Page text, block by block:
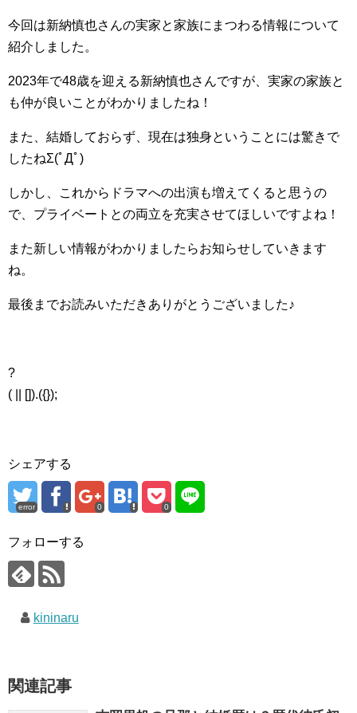
今回は新納慎也さんの実家と家族にまつわる情報について
紹介しました。
2023年で48歳を迎える新納慎也さんですが、実家の家族と
も仲が良いことがわかりましたね！
また、結婚しておらず、現在は独身ということには驚きで
したねΣ(ﾟДﾟ)
しかし、これからドラマへの出演も増えてくると思うの
で、プライベートとの両立を充実させてほしいですよね！
また新しい情報がわかりましたらお知らせしていきます
ね。
最後までお読みいただきありがとうございました♪
?
( || []).({});
シェアする
error 0 0
フォローする
kininaru
関連記事